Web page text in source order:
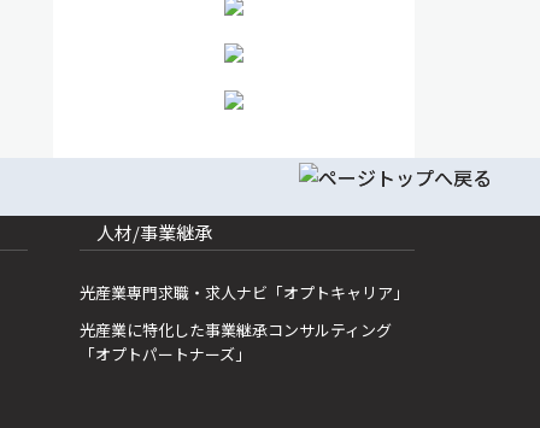
人材/事業継承
光産業専門求職・求人ナビ「オプトキャリア」
光産業に特化した事業継承コンサルティング
「オプトパートナーズ」